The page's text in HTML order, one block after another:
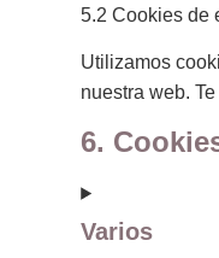
5.2 Cookies de
Utilizamos
nuestra web.
6.
Varios